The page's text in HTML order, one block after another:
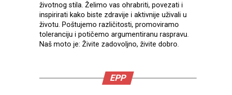
životnog stila. Želimo vas ohrabriti, povezati i
inspirirati kako biste zdravije i aktivnije uživali u
životu. Poštujemo različitosti, promoviramo
toleranciju i potičemo argumentiranu raspravu.
Naš moto je: Živite zadovoljno, živite dobro.
EPP